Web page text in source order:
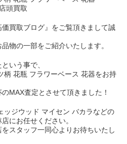
頭買取
買取ブログ』をご覧頂きまして誠
物の一部をご紹介いたします。
いう事で、
柄 花瓶 フラワーベース 花器をお持
MAX査定とさせて頂きました！
ッジウッド マイセン バカラなどの
にお任せください。
スタッフ一同心よりお待ちいたし